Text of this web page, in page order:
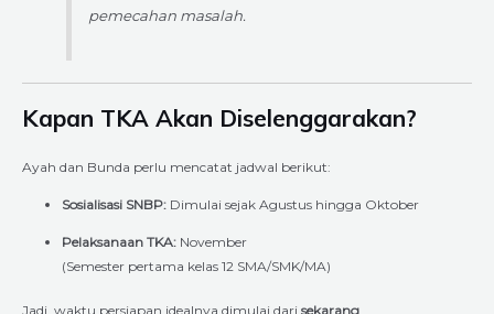
pemecahan masalah.
Kapan TKA Akan Diselenggarakan?
Ayah dan Bunda perlu mencatat jadwal berikut:
Sosialisasi SNBP: Dimulai sejak Agustus hingga Oktober
Pelaksanaan TKA: November
(Semester pertama kelas 12 SMA/SMK/MA)
Jadi, waktu persiapan idealnya dimulai dari sekarang